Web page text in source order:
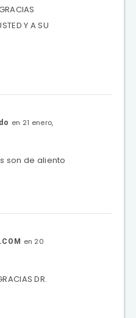
Y A SU
en 21 enero,
son de aliento
en 20
DR.